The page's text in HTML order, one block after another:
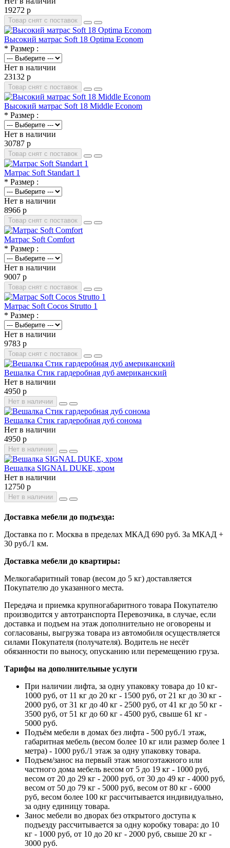
19272 р
Товар снят с поставок
Высокий матрас Soft 18 Optima Econom
* Размер :
Нет в наличии
23132 р
Товар снят с поставок
Высокий матрас Soft 18 Middle Econom
* Размер :
Нет в наличии
30787 р
Товар снят с поставок
Матрас Soft Standart 1
* Размер :
Нет в наличии
8966 р
Товар снят с поставок
Матрас Soft Comfort
* Размер :
Нет в наличии
9007 р
Товар снят с поставок
Матрас Soft Cocos Strutto 1
* Размер :
Нет в наличии
9783 р
Товар снят с поставок
Вешалка Стик гардеробная дуб американский
Нет в наличии
4950 р
Нет в наличии
Вешалка Стик гардеробная дуб сонома
Нет в наличии
4950 р
Нет в наличии
Вешалка SIGNAL DUKE, хром
Нет в наличии
12750 р
Нет в наличии
Доставка мебели до подъезда:
Доставка по г. Москва в пределах МКАД 690 руб. За МКАД +
30 руб./1 км.
Доставка мебели до квартиры:
Мелкогабаритный товар (весом до 5 кг) доставляется
Покупателю до указанного места.
Передача и приемка крупногабаритного товара Покупателю
производится у автотранспорта Перевозчика, в случае, если
доставка и подъем на этаж дополнительно не оговорены и
согласованы, выгрузка товара из автомобиля осуществляется
силами Покупателя (получателя). Водитель не несёт
обязанности по выносу, опусканию или перемещению груза.
Тарифы на дополнительные услуги
При наличии лифта, за одну упаковку товара до 10 кг-
1000 руб, от 11 кг до 20 кг - 1500 руб, от 21 кг до 30 кг -
2000 руб, от 31 кг до 40 кг - 2500 руб, от 41 кг до 50 кг -
3500 руб, от 51 кг до 60 кг - 4500 руб, свыше 61 кг -
5000 руб.
Подъём мебели в домах без лифта - 500 руб./1 этаж,
габаритная мебель (весом более 10 кг или размер более 1
метра) - 1000 руб./1 этаж за одну упаковку товара.
Подъем/занос на первый этаж многоэтажного или
частного дома мебель весом от 5 до 19 кг - 1000 руб,
весом от 20 до 29 кг - 2000 руб, от 30 до 49 кг - 4000 руб,
весом от 50 до 79 кг - 5000 руб, весом от 80 кг - 6000
руб, весом более 100 кг рассчитывается индивидуально,
за одну единицу товара.
Занос мебели во дворах без открытого доступа к
подъезду рассчитывается за одну коробку товара: до 10
кг - 1000 руб, от 10 до 20 кг - 2000 руб, свыше 20 кг -
3000 руб.